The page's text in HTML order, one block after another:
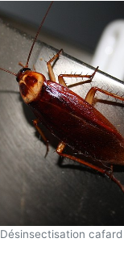
Désinsectisation cafard